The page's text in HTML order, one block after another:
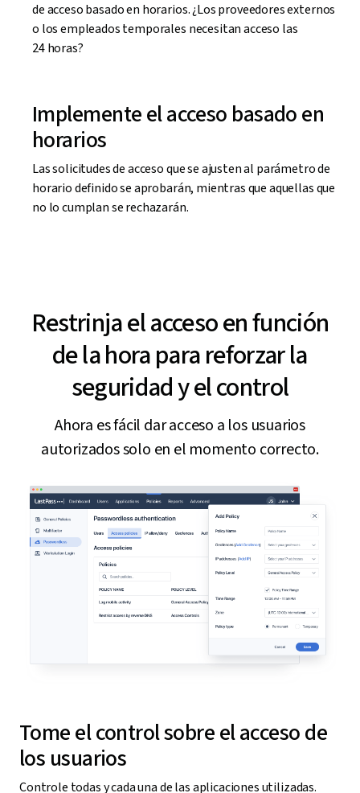
de acceso basado en horarios. ¿Los proveedores externos
o los empleados temporales necesitan acceso las
24 horas?
Implemente el acceso basado en
horarios
Las solicitudes de acceso que se ajusten al parámetro de
horario definido se aprobarán, mientras que aquellas que
no lo cumplan se rechazarán.
Restrinja el acceso en función
de la hora para reforzar la
seguridad y el control
Ahora es fácil dar acceso a los usuarios
autorizados solo en el momento correcto.
Tome el control sobre el acceso de
los usuarios
Controle todas y cada una de las aplicaciones utilizadas.